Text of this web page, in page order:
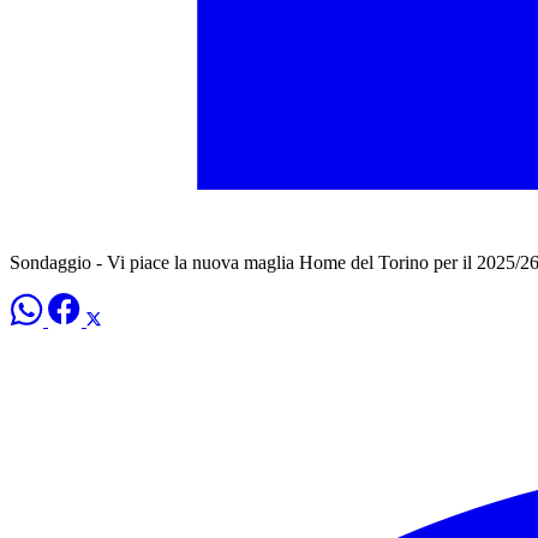
Sondaggio - Vi piace la nuova maglia Home del Torino per il 2025/